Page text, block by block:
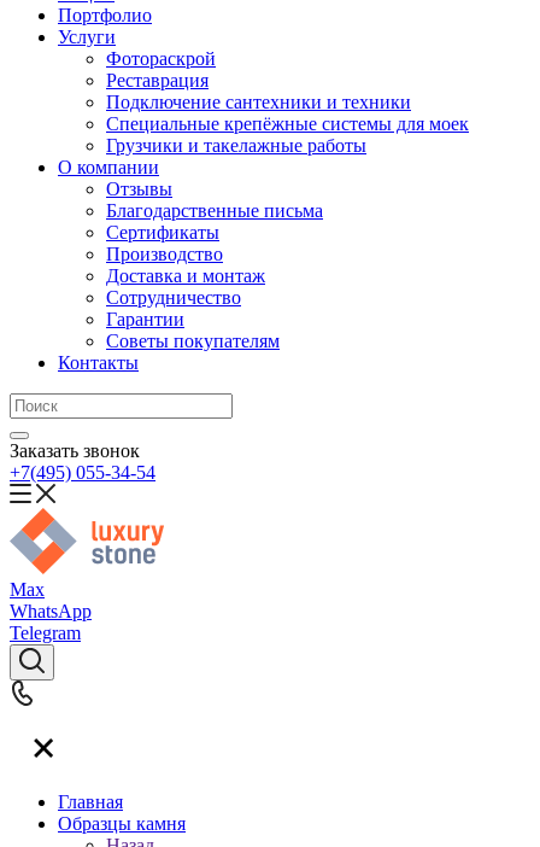
Портфолио
Услуги
Фотораскрой
Реставрация
Подключение сантехники и техники
Специальные крепёжные системы для моек
Грузчики и такелажные работы
О компании
Отзывы
Благодарственные письма
Сертификаты
Производство
Доставка и монтаж
Сотрудничество
Гарантии
Советы покупателям
Контакты
Заказать звонок
+7(495) 055-34-54
Max
WhatsApp
Telegram
Главная
Образцы камня